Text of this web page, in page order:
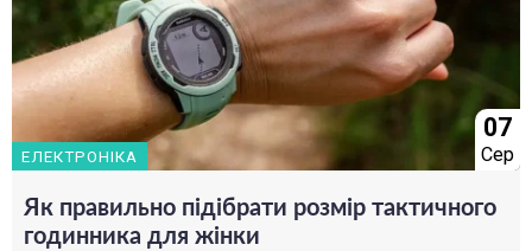
ЕЛЕКТРОНІКА
07
Сер
Як правильно підібрати розмір тактичного
годинника для жінки